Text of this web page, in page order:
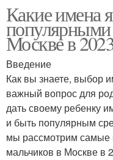
Какие имена
популярными
Москве в
Введение
Как вы знаете, выбор
важный вопрос для
дать своему ребенку
и быть популярным
мы рассмотрим самые
мальчиков в Москве в